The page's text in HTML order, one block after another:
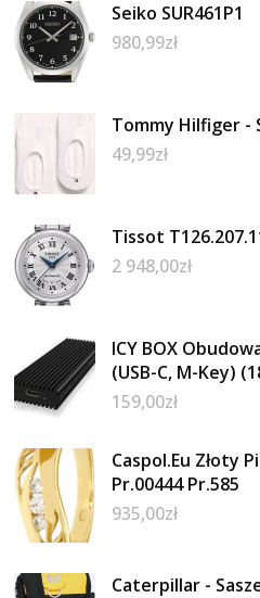
Seiko SUR461P1
980,99zł
Tommy Hilfiger -
49,99zł
Tissot
2 948,00zł
ICY BOX
(USB-C, M-Key)
159,00zł
Caspol.Eu Złoty
Pr.00444 Pr.585
935,00zł
Caterpillar -